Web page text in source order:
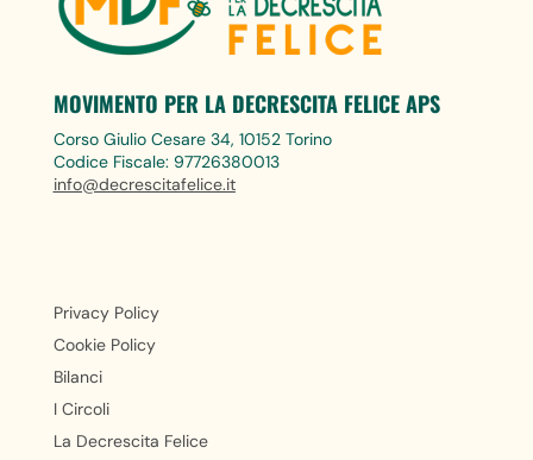
MOVIMENTO PER LA DECRESCITA FELICE APS
Corso Giulio Cesare 34, 10152 Torino
Codice Fiscale: 97726380013
info@decrescitafelice.it
Privacy Policy
Cookie Policy
Bilanci
I Circoli
La Decrescita Felice